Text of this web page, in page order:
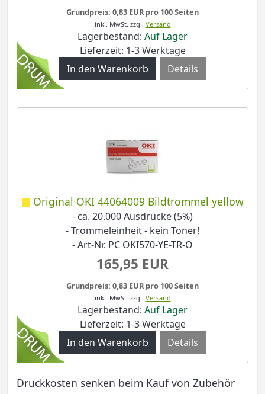
Grundpreis: 0,83 EUR pro 100 Seiten
inkl. MwSt. zzgl. Versand
Lagerbestand: Auf Lager
Lieferzeit: 1-3 Werktage
Details
Original OKI 44064009 Bildtrommel yellow
- ca. 20.000 Ausdrucke (5%)
- Trommeleinheit - kein Toner!
- Art-Nr. PC OKI570-YE-TR-O
165,95 EUR
Grundpreis: 0,83 EUR pro 100 Seiten
inkl. MwSt. zzgl. Versand
Lagerbestand: Auf Lager
Lieferzeit: 1-3 Werktage
Details
Druckkosten senken beim Kauf von Zubehör